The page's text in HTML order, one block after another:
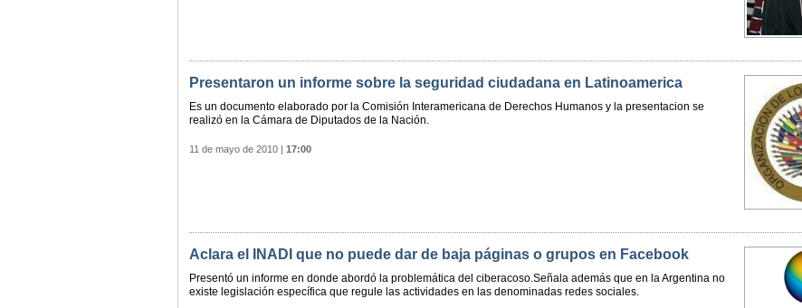
Presentaron un informe sobre la seguridad ciudadana en Latinoamerica
Es un documento elaborado por la Comisión Interamericana de Derechos Humanos y la presentacion se
realizó en la Cámara de Diputados de la Nación.
11 de mayo de 2010| 17:00
Aclara el INADI que no puede dar de baja páginas o grupos en Facebook
Presentó un informe en donde abordó la problemática del ciberacoso.Señala además que en la Argentina no
existe legislación específica que regule las actividades en las denominadas redes sociales.